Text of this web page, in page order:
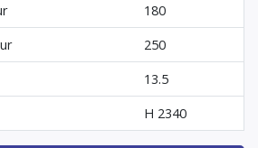
180
250
13.5
H 2340